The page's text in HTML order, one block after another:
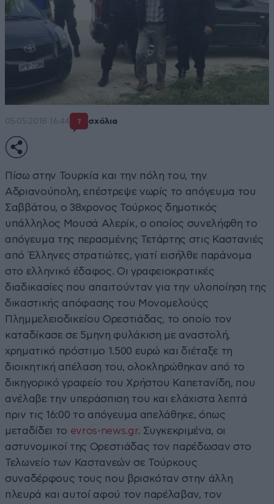
05·05·2018 16:44 7 σχόλια
Πίσω στην Τουρκία και την πόλη του, την
Αδριανούπολη, επέστρεψε νωρίς το απόγευμα του
Σαββάτου, ο 38χρονος Τούρκος δημοτικός
υπάλληλος Μουσά Αλερίκ, ο οποίος συνελήφθη το
απόγευμα της περασμένης Τετάρτης στις Καστανιές
από Έλληνες στρατιώτες, γιατί εισήλθε παράνομα
στο ελληνικό έδαφος. Οι γραφειοκρατικές
διαδικασίες που απαιτούνταν για την υλοποίηση της
δικαστικής απόφασης του Μονομελούςς
Πλημμελειοδικείου Ορεστιάδας, το οποίο τον
καταδίκασε σε 5μηνη φυλάκιση με αναστολή,
χρηματικό πρόστιμο 1.500 ευρώ και διέταξε τη
διοικητική απέλαση του, ολοκληρώθηκαν από το
δικηγορικό γραφείο του Χρήστου Καπετανίδη, που
ανέλαβε την υπεράσπιση του και ελάχιστα λεπτά
πριν τις 16:00 το απόγευμα απελάθηκε, όπως
μεταδίδει το evros-news.gr. Συγκεκριμένα, οι
αστυνομικοί της Ορεστιάδας τον παρέδωσαν στο
Τελωνείο των Καστανεών σε Τούρκους
συναδέρφους τους που βρισκόταν στην άλλη
πλευρά και αυτοί αφού τον παρέλαβαν, τον